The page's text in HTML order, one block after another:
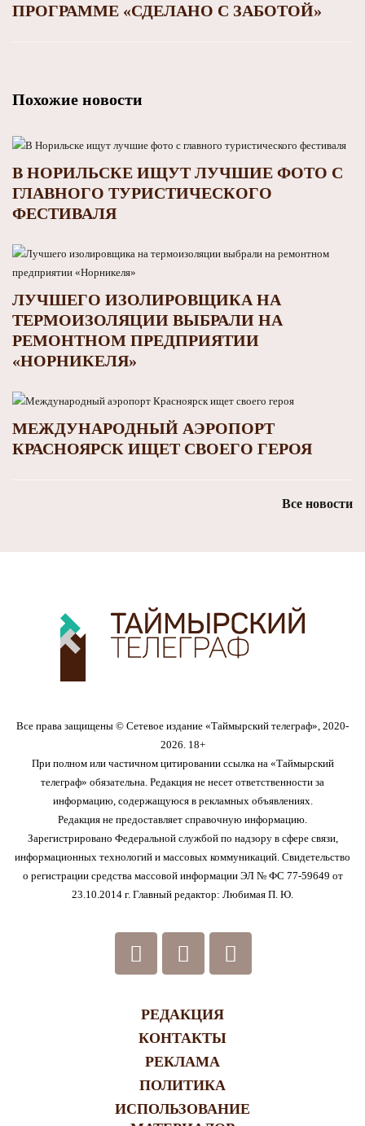
ПРОГРАММЕ «СДЕЛАНО С ЗАБОТОЙ»
Похожие новости
В НОРИЛЬСКЕ ИЩУТ ЛУЧШИЕ ФОТО С
ГЛАВНОГО ТУРИСТИЧЕСКОГО
ФЕСТИВАЛЯ
ЛУЧШЕГО ИЗОЛИРОВЩИКА НА
ТЕРМОИЗОЛЯЦИИ ВЫБРАЛИ НА
РЕМОНТНОМ ПРЕДПРИЯТИИ
«НОРНИКЕЛЯ»
МЕЖДУНАРОДНЫЙ АЭРОПОРТ
КРАСНОЯРСК ИЩЕТ СВОЕГО ГЕРОЯ
Все новости
Все права защищены © Сетевое издание «Таймырский телеграф», 2020-
2026. 18+
При полном или частичном цитировании ссылка на «Таймырский
телеграф» обязательна. Редакция не несет ответственности за
информацию, содержащуюся в рекламных объявлениях.
Редакция не предоставляет справочную информацию.
Зарегистрировано Федеральной службой по надзору в сфере связи,
информационных технологий и массовых коммуникаций. Свидетельство
о регистрации средства массовой информации ЭЛ № ФС 77-59649 от
23.10.2014 г. Главный редактор: Любимая П. Ю.
РЕДАКЦИЯ
КОНТАКТЫ
РЕКЛАМА
ПОЛИТИКА
ИСПОЛЬЗОВАНИЕ